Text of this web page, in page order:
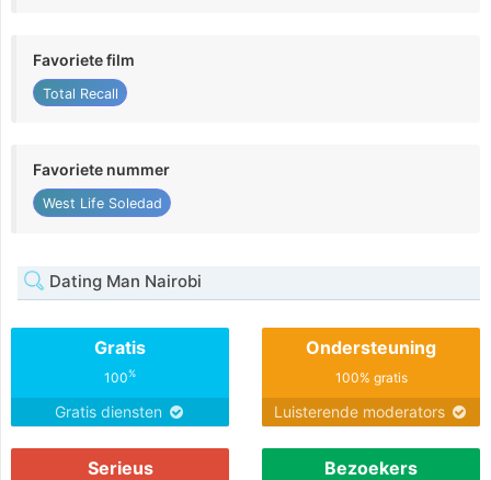
Favoriete film
Total Recall
Favoriete nummer
West Life Soledad
Dating Man Nairobi
Gratis
100%
Gratis diensten
Ondersteuning
100% gratis
Luisterende moderators
Serieus Bezoekers